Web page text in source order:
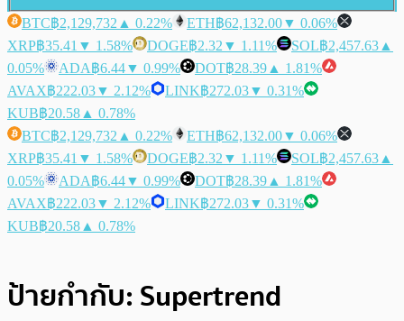
BTC฿2,129,732 ▲ 0.22% ETH฿62,132.00▼ 0.06%
XRP฿35.41 ▼ 1.58% DOGE฿2.32 ▼ 1.11% SOL฿2,457.63 ▲
0.05%
ADA฿6.44▼ 0.99% DOT฿28.39 ▲ 1.81%
AVAX฿222.03▼ 2.12% LINK฿272.03▼ 0.31%
KUB฿20.58 ▲ 0.78%
BTC฿2,129,732 ▲ 0.22% ETH฿62,132.00▼ 0.06%
XRP฿35.41 ▼ 1.58% DOGE฿2.32 ▼ 1.11% SOL฿2,457.63 ▲
0.05%
ADA฿6.44▼ 0.99% DOT฿28.39 ▲ 1.81%
AVAX฿222.03▼ 2.12% LINK฿272.03▼ 0.31%
KUB฿20.58 ▲ 0.78%
ป้ายกำกับ: Supertrend